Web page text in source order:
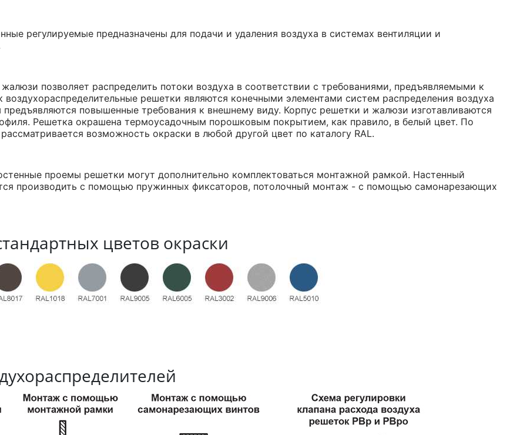
регулируемые предназначены для подачи и удаления воздуха в системах вентиляции и
позволяет распределить потоки воздуха в соответствии с требованиями, предъявляемыми к
решетки являются конечными элементами систем распределения воздуха
повышенные требования к внешнему виду. Корпус решетки и жалюзи изготавливаются
Решетка окрашена термоусадочным порошковым покрытием, как правило, в белый цвет. По
возможность окраски в любой другой цвет по каталогу RAL.
проемы решетки могут дополнительно комплектоваться монтажной рамкой. Настенный
производить с помощью пружинных фиксаторов, потолочный монтаж - с помощью самонарезающих
цветов окраски